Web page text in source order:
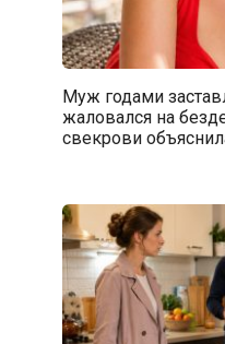
Муж годами
жаловался на
свекрови